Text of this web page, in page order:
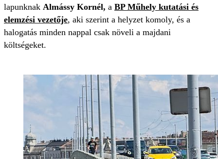
lapunknak Almássy Kornél, a BP Műhely kutatási és
elemzési vezetője, aki szerint a helyzet komoly, és a
halogatás minden nappal csak növeli a majdani
költségeket.